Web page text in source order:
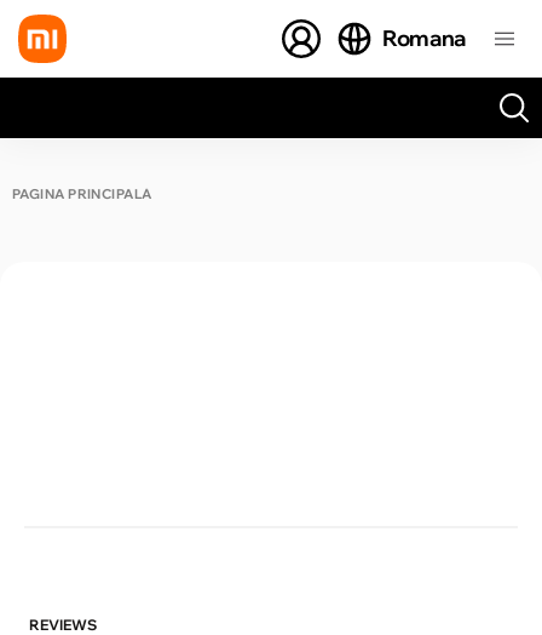
Romana
PAGINA PRINCIPALĂ
REVIEWS